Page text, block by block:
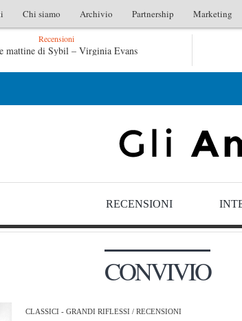
Chi siamo Archivio Partnership Marketing
Recensioni
mattine di Sybil – Virginia Evans
non verrà – Fruttero & Lucentini
RECENSIONI
CONVIVIO
CLASSICI - GRANDI RIFLESSI / RECENSIONI